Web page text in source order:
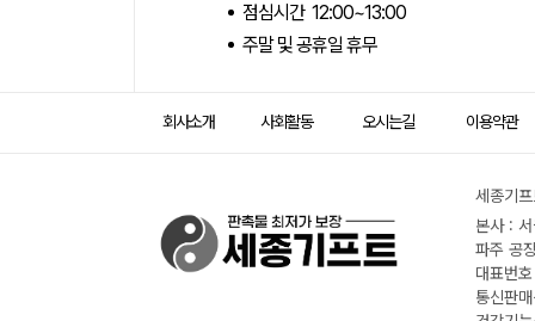
점심시간 12:00~13:00
주말 및 공휴일 휴무
회사소개 사회활동 오시는길 이용약관
세종기
본사 :
파주 공
대표번
통신판